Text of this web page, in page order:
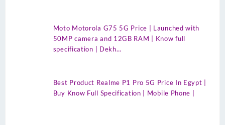
Moto Motorola G75 5G Price | Launched with
50MP camera and 12GB RAM | Know full
specification | Dekh…
Best Product Realme P1 Pro 5G Price In Egypt |
Buy Know Full Specification | Mobile Phone |